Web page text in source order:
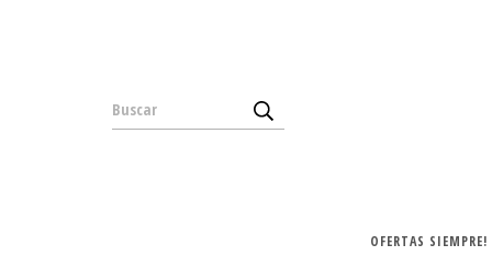
OFERTAS SIEMPRE!